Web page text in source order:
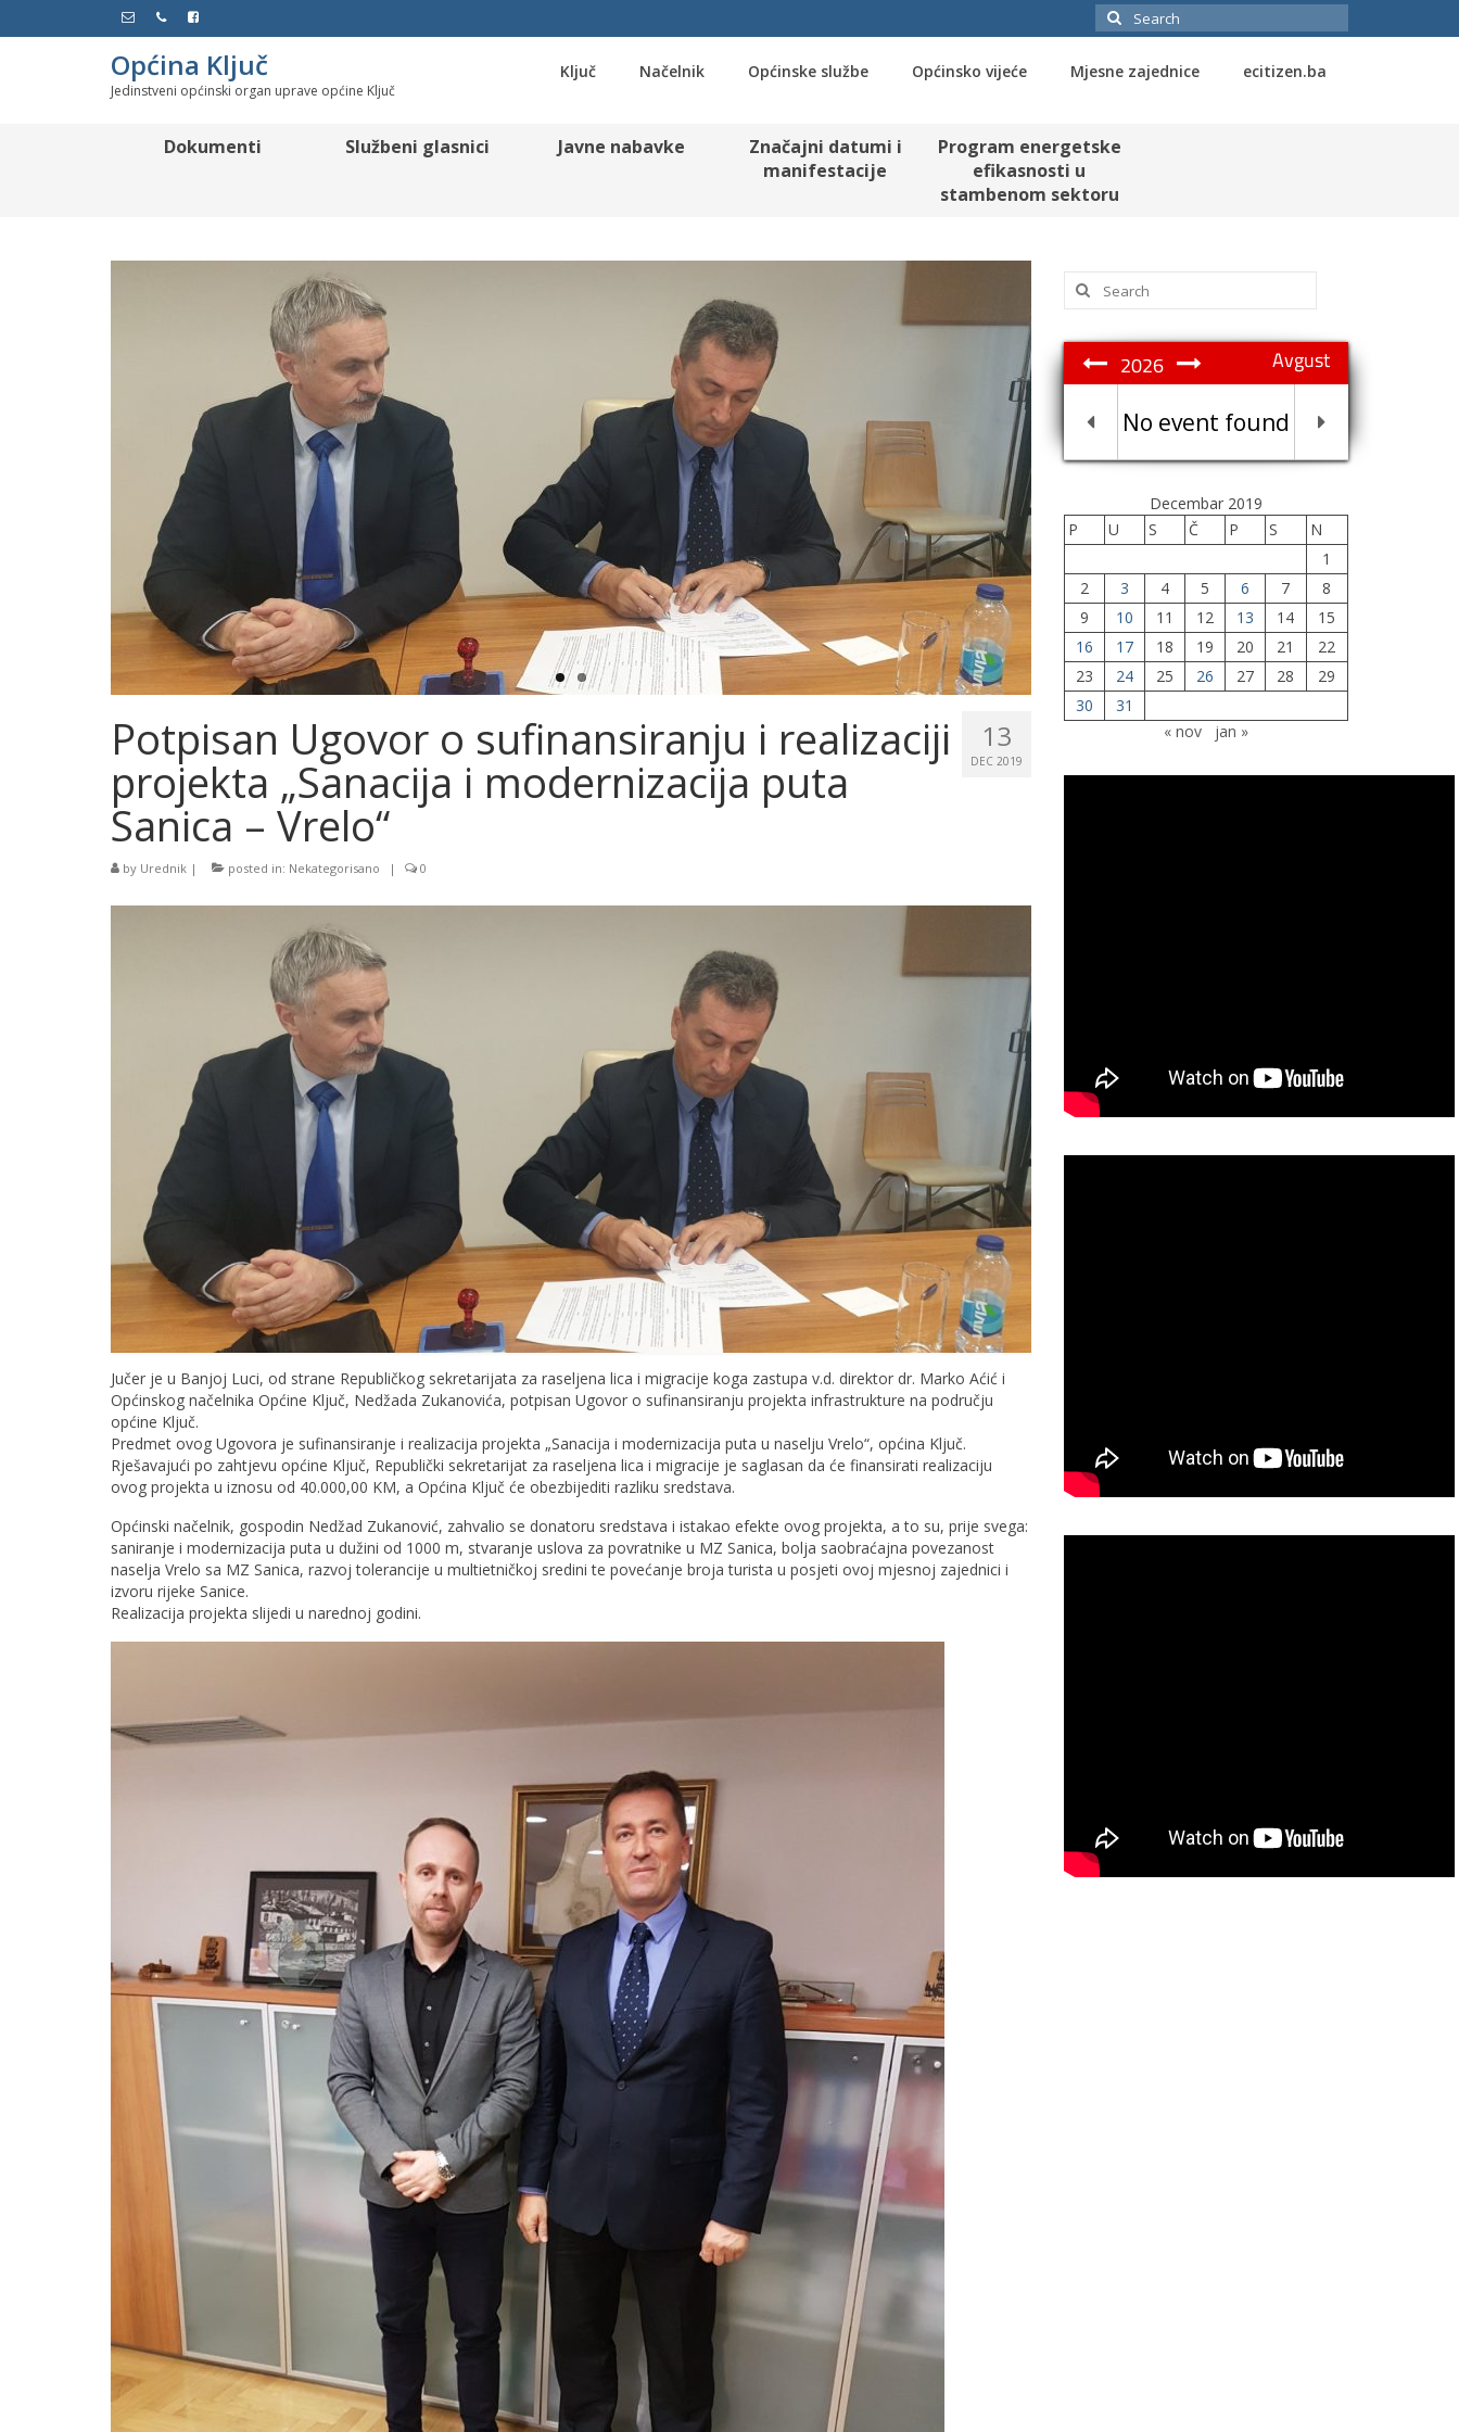
Search
for:
Općina Ključ
Jedinstveni općinski organ uprave općine Ključ
Ključ Načelnik Općinske službe Općinsko vijeće Mjesne zajednice ecitizen.ba
Dokumenti Službeni glasnici Javne nabavke
Značajni datumi i
manifestacije
Program energetske
efikasnosti u
stambenom sektoru
13
DEC 2019
Potpisan Ugovor o sufinansiranju i realizaciji
projekta „Sanacija i modernizacija puta
Sanica – Vrelo“
by Urednik | posted in: Nekategorisano | 0
Jučer je u Banjoj Luci, od strane Republičkog sekretarijata za raseljena lica i migracije koga zastupa v.d. direktor dr. Marko Aćić i
Općinskog načelnika Općine Ključ, Nedžada Zukanovića, potpisan Ugovor o sufinansiranju projekta infrastrukture na području
općine Ključ.
Predmet ovog Ugovora je sufinansiranje i realizacija projekta „Sanacija i modernizacija puta u naselju Vrelo“, općina Ključ.
Rješavajući po zahtjevu općine Ključ, Republički sekretarijat za raseljena lica i migracije je saglasan da će finansirati realizaciju
ovog projekta u iznosu od 40.000,00 KM, a Općina Ključ će obezbijediti razliku sredstava.
Općinski načelnik, gospodin Nedžad Zukanović, zahvalio se donatoru sredstava i istakao efekte ovog projekta, a to su, prije svega:
saniranje i modernizacija puta u dužini od 1000 m, stvaranje uslova za povratnike u MZ Sanica, bolja saobraćajna povezanost
naselja Vrelo sa MZ Sanica, razvoj tolerancije u multietničkoj sredini te povećanje broja turista u posjeti ovoj mjesnoj zajednici i
izvoru rijeke Sanice.
Realizacija projekta slijedi u narednoj godini.
Search
for:
Avgust
2026
No event found
Decembar 2019
P
U S Č P S
N
1
2
3 4 5 6 7
8
9
10 11 12 13 14
15
16
17 18 19 20 21
22
23
24 25 26 27 28
29
30
31
« nov
jan »